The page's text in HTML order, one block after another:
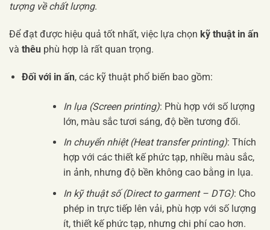
tượng về chất lượng.
Để đạt được hiệu quả tốt nhất, việc lựa chọn kỹ thuật in ấn
và thêu phù hợp là rất quan trọng.
Đối với in ấn, các kỹ thuật phổ biến bao gồm:
In lụa (Screen printing): Phù hợp với số lượng
lớn, màu sắc tươi sáng, độ bền tương đối.
In chuyển nhiệt (Heat transfer printing): Thích
hợp với các thiết kế phức tạp, nhiều màu sắc,
in ảnh, nhưng độ bền không cao bằng in lụa.
In kỹ thuật số (Direct to garment – DTG): Cho
phép in trực tiếp lên vải, phù hợp với số lượng
ít, thiết kế phức tạp, nhưng chi phí cao hơn.